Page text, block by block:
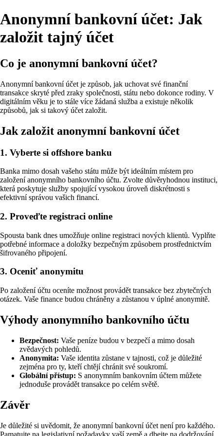
Anonymní bankovní účet: Jak
založit tajný účet
Co je anonymní bankovní účet?
Anonymní bankovní účet je způsob, jak uchovat své finanční
transakce skryté před zraky společnosti, státu nebo dokonce rodiny. V
digitálním věku je to stále více žádaná služba a existuje několik
způsobů, jak si takový účet založit.
Jak založit anonymní bankovní účet
1. Vyberte si offshore banku
Banka mimo dosah vašeho státu může být ideálním místem pro
založení anonymního bankovního účtu. Zvolte důvěryhodnou instituci,
která poskytuje služby spojující vysokou úroveň diskrétnosti s
efektivní správou vašich financí.
2. Proveďte registraci online
Spousta bank dnes umožňuje online registraci nových klientů. Vyplňte
potřebné informace a doložky bezpečným způsobem prostřednictvím
šifrovaného připojení.
3. Oceniť anonymitu
Po založení účtu oceníte možnost provádět transakce bez zbytečných
otázek. Vaše finance budou chráněny a zůstanou v úplné anonymitě.
Výhody anonymního bankovního účtu
Bezpečnost: Vaše peníze budou v bezpečí a mimo dosah
zvědavých pohledů.
Anonymita: Vaše identita zůstane v tajnosti, což je důležité
zejména pro ty, kteří chtějí chránit své soukromí.
Globální přístup: S anonymním bankovním účtem můžete
jednoduše provádět transakce po celém světě.
Závěr
Je důležité si uvědomit, že anonymní bankovní účet není pro každého.
Pamatujte na legislativní požadavky vaší země a dbejte na dodržování